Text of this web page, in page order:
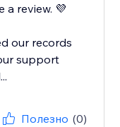
a review. 💜
our records
support
Полезно (0)